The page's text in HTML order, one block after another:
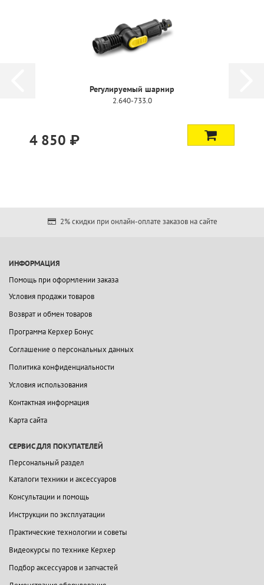
Регулируемый шарнир
2.640-733.0
4 850 ₽
2% скидки при онлайн-оплате заказов на сайте
ИНФОРМАЦИЯ
Помощь при оформлении заказа
Условия продажи товаров
Возврат и обмен товаров
Программа Керхер Бонус
Соглашение о персональных данных
Политика конфиденциальности
Условия использования
Контактная информация
Карта сайта
СЕРВИС ДЛЯ ПОКУПАТЕЛЕЙ
Персональный раздел
Каталоги техники и аксессуаров
Консультации и помощь
Инструкции по эксплуатации
Практические технологии и советы
Видеокурсы по технике Керхер
Подбор аксессуаров и запчастей